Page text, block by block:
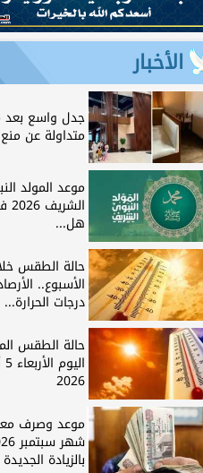
الأخبار
جدل واسع بعد
متداولة عن
موعد المولد
هل...
حالة الطقس
الأسبوع..
درجات الحرارة...
حالة الطقس
2026
موعد وصرف
شهر
بالزيادة الجديدة